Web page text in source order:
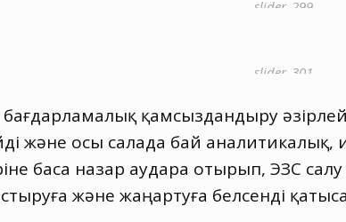
қамсыздандыру
және осы салада бай аналитикалық,
баса назар аудара отырып, ЭЗС
және жаңартуға белсенді